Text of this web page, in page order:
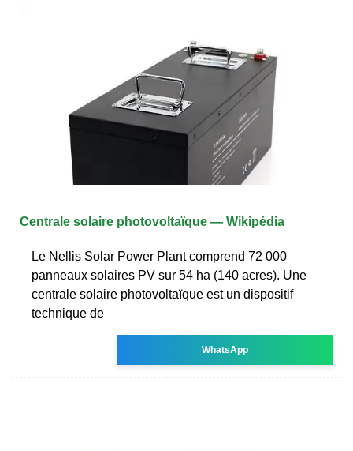
Centrale solaire photovoltaïque — Wikipédia
Le Nellis Solar Power Plant comprend 72 000
panneaux solaires PV sur 54 ha (140 acres). Une
centrale solaire photovoltaïque est un dispositif
technique de
WhatsApp